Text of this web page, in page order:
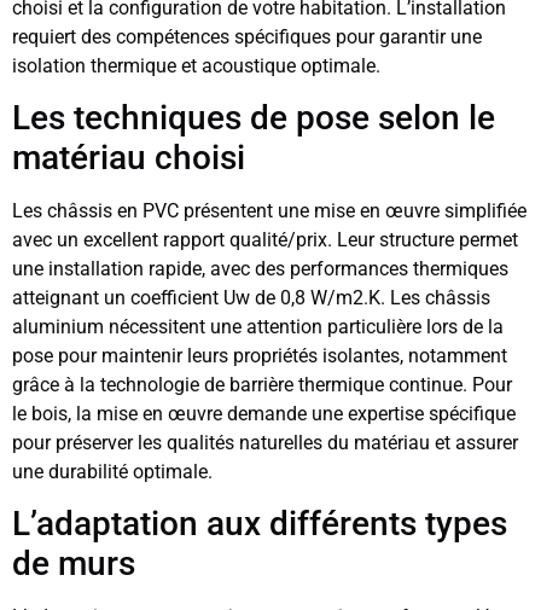
choisi et la configuration de votre habitation. L’installation
requiert des compétences spécifiques pour garantir une
isolation thermique et acoustique optimale.
Les techniques de pose selon le
matériau choisi
Les châssis en PVC présentent une mise en œuvre simplifiée
avec un excellent rapport qualité/prix. Leur structure permet
une installation rapide, avec des performances thermiques
atteignant un coefficient Uw de 0,8 W/m2.K. Les châssis
aluminium nécessitent une attention particulière lors de la
pose pour maintenir leurs propriétés isolantes, notamment
grâce à la technologie de barrière thermique continue. Pour
le bois, la mise en œuvre demande une expertise spécifique
pour préserver les qualités naturelles du matériau et assurer
une durabilité optimale.
L’adaptation aux différents types
de murs